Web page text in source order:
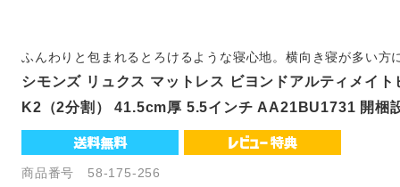
ふんわりと包まれるとろけるような寝心地。横向き寝が多い方
シモンズ リュクス マットレス ビヨンドアルティメイト
K2（2分割） 41.5cm厚 5.5インチ AA21BU1731 開梱
商品番号 58-175-256